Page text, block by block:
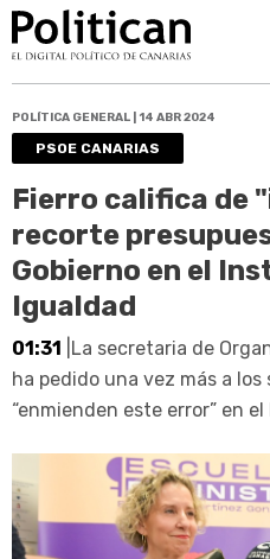
POLÍTICA GENERAL | 14 ABR 2024
PSOE CANARIAS
Fierro califica de
recorte
Gobierno en el
Igualdad
01:31 |La secretaria de
ha pedido una vez más a los
“enmienden este error” en el